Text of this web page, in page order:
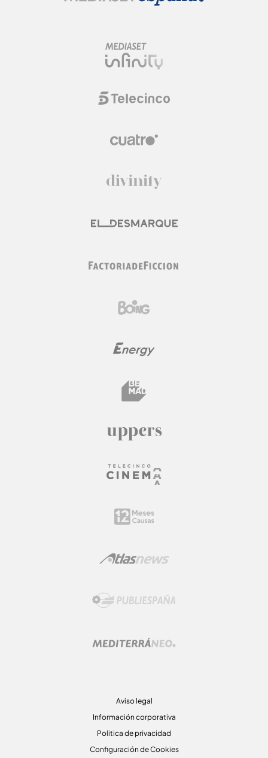
Aviso legal
Información corporativa
Politica de privacidad
Configuración de Cookies